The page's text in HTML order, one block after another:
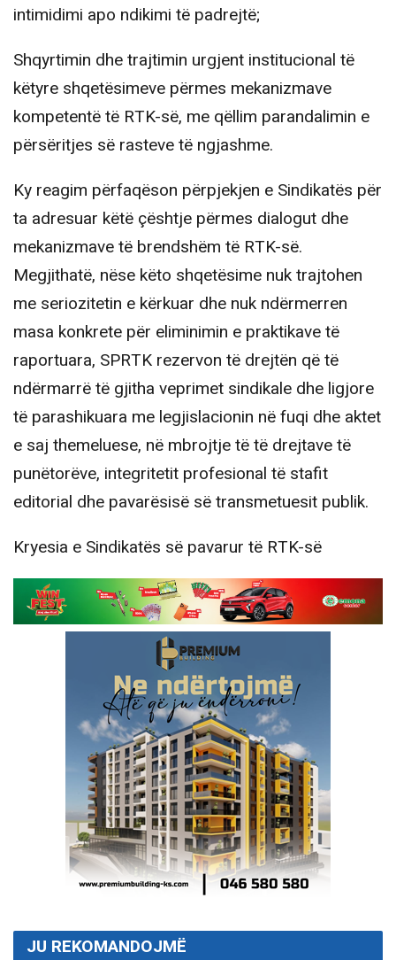
intimidimi apo ndikimi të padrejtë;
Shqyrtimin dhe trajtimin urgjent institucional të
këtyre shqetësimeve përmes mekanizmave
kompetentë të RTK-së, me qëllim parandalimin e
përsëritjes së rasteve të ngjashme.
Ky reagim përfaqëson përpjekjen e Sindikatës për
ta adresuar këtë çështje përmes dialogut dhe
mekanizmave të brendshëm të RTK-së.
Megjithatë, nëse këto shqetësime nuk trajtohen
me seriozitetin e kërkuar dhe nuk ndërmerren
masa konkrete për eliminimin e praktikave të
raportuara, SPRTK rezervon të drejtën që të
ndërmarrë të gjitha veprimet sindikale dhe ligjore
të parashikuara me legjislacionin në fuqi dhe aktet
e saj themeluese, në mbrojtje të të drejtave të
punëtorëve, integritetit profesional të stafit
editorial dhe pavarësisë së transmetuesit publik.
Kryesia e Sindikatës së pavarur të RTK-së
JU REKOMANDOJMË